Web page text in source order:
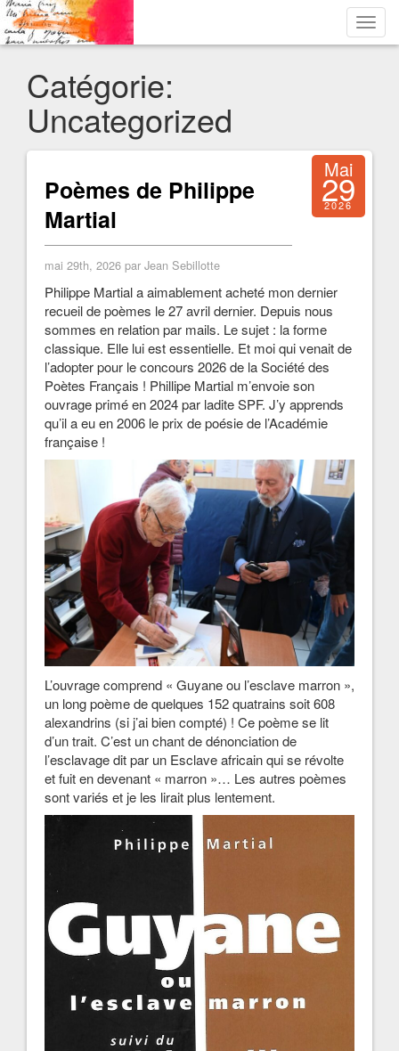
Catégorie:
Uncategorized
Poèmes de Philippe
Martial
Mai
29
2026
mai 29th, 2026 par Jean Sebillotte
Philippe Martial a aimablement acheté mon dernier
recueil de poèmes le 27 avril dernier. Depuis nous
sommes en relation par mails. Le sujet : la forme
classique. Elle lui est essentielle. Et moi qui venait de
l’adopter pour le concours 2026 de la Société des
Poètes Français ! Phillipe Martial m’envoie son
ouvrage primé en 2024 par ladite SPF. J’y apprends
qu’il a eu en 2006 le prix de poésie de l’Académie
française !
L’ouvrage comprend « Guyane ou l’esclave marron »,
un long poème de quelques 152 quatrains soit 608
alexandrins (si j’ai bien compté) ! Ce poème se lit
d’un trait. C’est un chant de dénonciation de
l’esclavage dit par un Esclave africain qui se révolte
et fuit en devenant « marron »… Les autres poèmes
sont variés et je les lirait plus lentement.